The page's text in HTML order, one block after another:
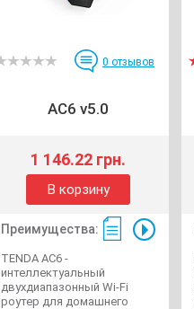
0 отзывов
AC6 v5.0
1 146.22 грн.
В корзину
Преимущества:
TENDA AC6 -
интеллектуальный
двухдиапазонный Wi-Fi
роутер для домашнего